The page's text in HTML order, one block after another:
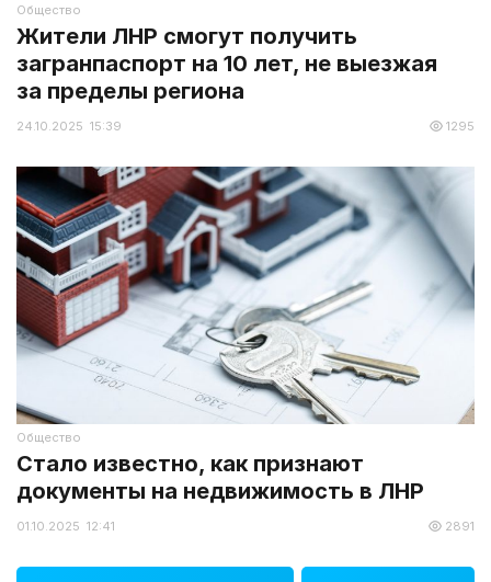
Общество
Жители ЛНР смогут получить
загранпаспорт на 10 лет, не выезжая
за пределы региона
24.10.2025 15:39 1295
Общество
Стало известно, как признают
документы на недвижимость в ЛНР
01.10.2025 12:41 2891